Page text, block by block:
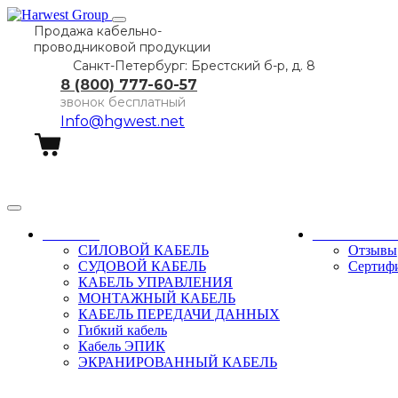
Продажа кабельно-
проводниковой продукции
Санкт-Петербург: Брестский б-р, д. 8
8 (800) 777-60-57
звонок бесплатный
Info@hgwest.net
СИЛОВОЙ КАБЕЛЬ
СУДОВОЙ КАБЕЛЬ
КАБЕЛЬ УПРАВЛЕНИЯ
МОНТАЖНЫЙ КАБЕЛЬ
КАБЕЛЬ ПЕРЕДАЧИ ДАННЫХ
Гибкий кабель
Кабель ЭПИК
ЭКРАНИРОВАННЫЙ КАБЕЛЬ
Отзывы